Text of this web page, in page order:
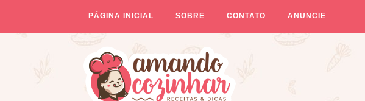
PÁGINA INICIAL SOBRE CONTATO ANUNCIE